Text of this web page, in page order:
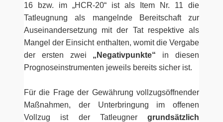
16 bzw. im „HCR-20“ ist als Item Nr. 11 die
Tatleugnung als mangelnde Bereitschaft zur
Auseinandersetzung mit der Tat respektive als
Mangel der Einsicht enthalten, womit die Vergabe
der ersten zwei „Negativpunkte“ in diesen
Prognoseinstrumenten jeweils bereits sicher ist.
Für die Frage der Gewährung vollzugsöffnender
Maßnahmen, der Unterbringung im offenen
Vollzug ist der Tatleugner grundsätzlich